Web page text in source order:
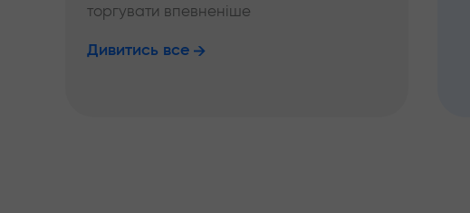
торгувати впевненіше
Дивитись все